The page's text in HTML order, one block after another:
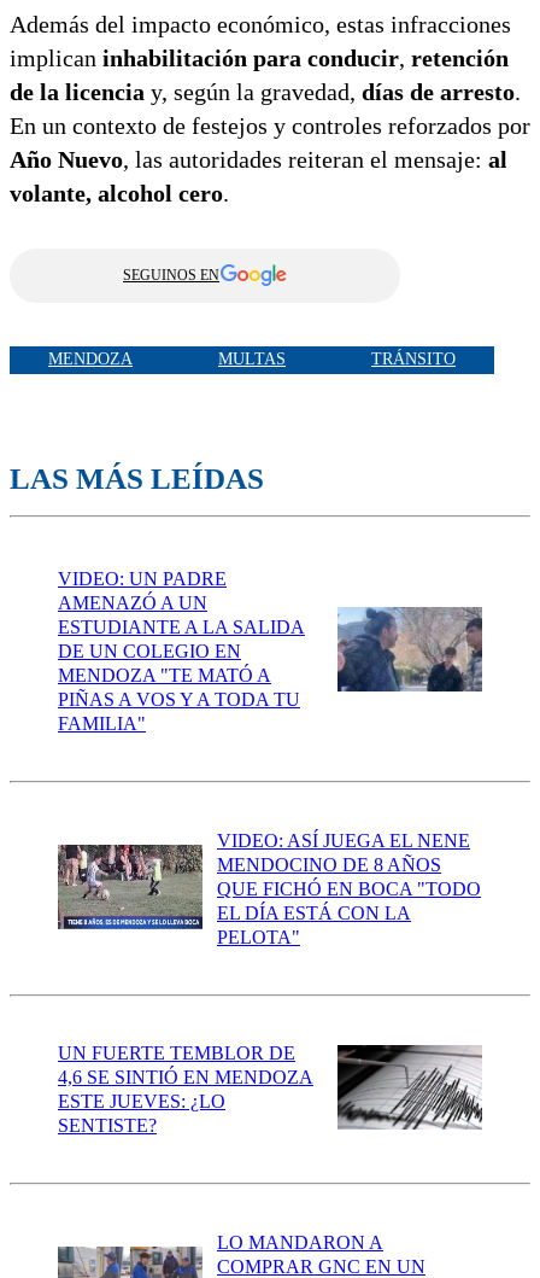
Además del impacto económico, estas infracciones
implican inhabilitación para conducir, retención
de la licencia y, según la gravedad, días de arresto.
En un contexto de festejos y controles reforzados por
Año Nuevo, las autoridades reiteran el mensaje: al
volante, alcohol cero.
SEGUINOS EN
MENDOZA MULTAS TRÁNSITO
LAS MÁS LEÍDAS
VIDEO: UN PADRE
AMENAZÓ A UN
ESTUDIANTE A LA SALIDA
DE UN COLEGIO EN
MENDOZA "TE MATÓ A
PIÑAS A VOS Y A TODA TU
FAMILIA"
VIDEO: ASÍ JUEGA EL NENE
MENDOCINO DE 8 AÑOS
QUE FICHÓ EN BOCA "TODO
EL DÍA ESTÁ CON LA
PELOTA"
UN FUERTE TEMBLOR DE
4,6 SE SINTIÓ EN MENDOZA
ESTE JUEVES: ¿LO
SENTISTE?
LO MANDARON A
COMPRAR GNC EN UN